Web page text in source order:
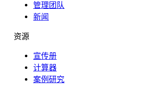
管理团队
新闻
资源
宣传册
计算器
案例研究